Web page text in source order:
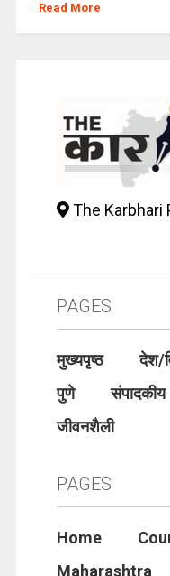
Read More
The Karbhari
PAGES
मुख्यपृष्ठ देश/
पुणे
संपादकीय
जीवनशैली
PAGES
Home
Maharashtra